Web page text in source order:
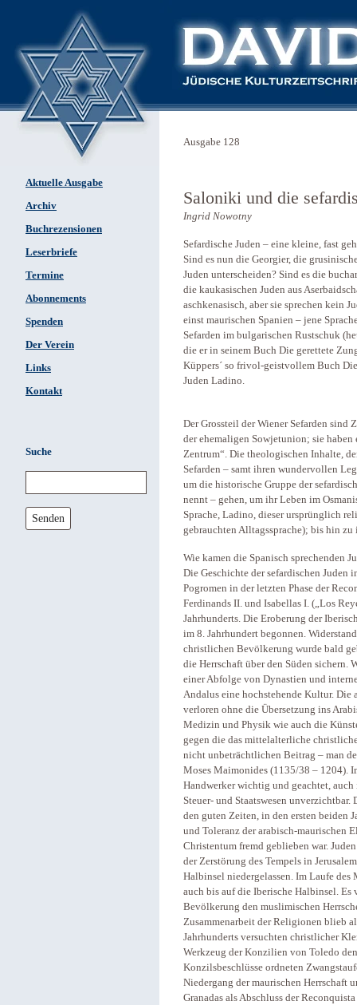
Aktuelle Ausgabe
Archiv
Buchrezensionen
Leserbriefe
Termine
Abonnements
Spenden
Der Verein
Links
Kontakt
Suche
Senden
Ausgabe 128
Saloniki und die
Ingrid Nowotny
Sefardische Juden – eine kleine, fast
Sind es nun die Georgier, die
Juden unterscheiden? Sind es die
die kaukasischen Juden aus
aschkenasisch, aber sie sprechen kein
einst maurischen Spanien – jene
Sefarden im bulgarischen Rustschuk
die er in seinem Buch Die gerettete
Küppers´ so frivol-geistvollem Buch
Juden Ladino.
Der Grossteil der Wiener Sefarden sind
der ehemaligen Sowjetunion; sie haben
Zentrum“. Die theologischen Inhalte,
Sefarden – samt ihren wundervollen
um die historische Gruppe der
nennt – gehen, um ihr Leben im
Sprache, Ladino, dieser ursprünglich
gebrauchten Alltagssprache); bis hin
Wie kamen die Spanisch sprechenden
Die Geschichte der sefardischen Juden
Pogromen in der letzten Phase der
Ferdinands II. und Isabellas I. („Los
Jahrhunderts. Die Eroberung der
im 8. Jahrhundert begonnen.
christlichen Bevölkerung wurde bald
die Herrschaft über den Süden sichern.
einer Abfolge von Dynastien und
Andalus eine hochstehende Kultur. Die
verloren ohne die Übersetzung ins
Medizin und Physik wie auch die
gegen die das mittelalterliche
nicht unbeträchtlichen Beitrag – man
Moses Maimonides (1135/38 – 1204).
Handwerker wichtig und geachtet,
Steuer- und Staatswesen
den guten Zeiten, in den ersten beiden
und Toleranz der arabisch-maurischen
Christentum fremd geblieben war.
der Zerstörung des Tempels in
Halbinsel niedergelassen. Im Laufe
auch bis auf die Iberische Halbinsel.
Bevölkerung den muslimischen
Zusammenarbeit der Religionen blieb
Jahrhunderts versuchten christlicher
Werkzeug der Konzilien von Toledo
Konzilsbeschlüsse ordneten
Niedergang der maurischen Herrschaft
Granadas als Abschluss der